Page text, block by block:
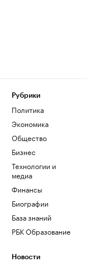
Рубрики
Политика
Экономика
Общество
Бизнес
Технологии и
медиа
Финансы
Биографии
База знаний
РБК Образование
Новости